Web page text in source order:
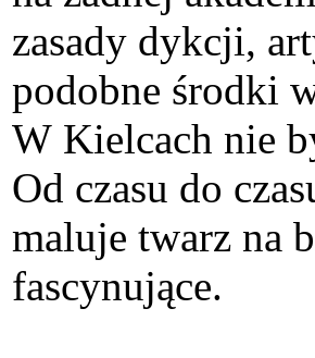
zasady dykcji,
podobne środki
W Kielcach nie
Od czasu do
maluje twarz na
fascynujące.